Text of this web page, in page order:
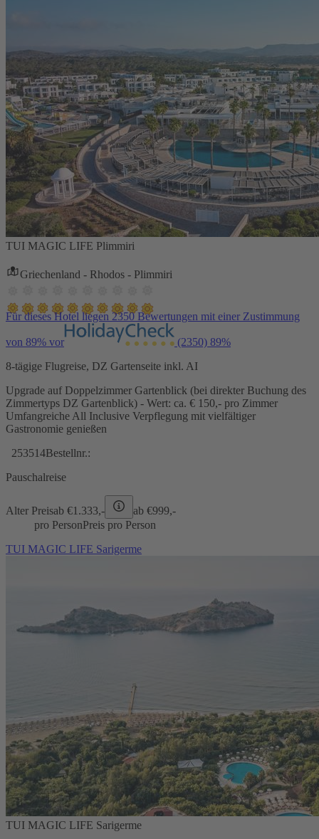
TUI MAGIC LIFE Plimmiri
Griechenland - Rhodos - Plimmiri
Für dieses Hotel liegen 2350 Bewertungen mit einer Zustimmung
von 89% vor (2350) 89%
8-tägige Flugreise, DZ Gartenseite inkl. AI
Upgrade auf Doppelzimmer Gartenblick (bei direkter Buchung des
Zimmertyps DZ Gartenblick) - Wert: ca. € 150,- pro Zimmer
Umfangreiche All Inclusive Verpflegung mit vielfältiger
Gastronomie genießen
253514Bestellnr.:
Pauschalreise
Alter Preisab €1.333,- ab €999,-
pro PersonPreis pro Person
TUI MAGIC LIFE Sarigerme
TUI MAGIC LIFE Sarigerme